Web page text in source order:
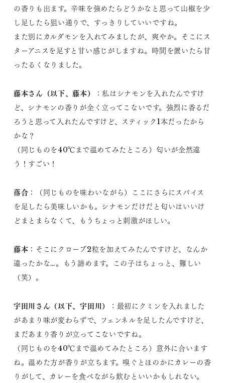
の香りも出ます。辛味を強めたらどうかなと思って山椒を少
し足したら狙い通りで、すっきりしていいですね。
また別にカルダモンを入れてみましたが、爽やか。そこにス
ターアニスを足すと甘い感じがしますね。時間を置いたら甘
ったるくなりました。
藤本さん（以下、藤本）
：私はシナモンを入れたんですけ
ど、シナモンの香りが全く立ってこないです。強烈に香るだ
ろうと思って入れたんですけど、スティック1本だったから
かな？
（同じものを40℃まで温めてみたところ）匂いが全然違
う！すごい！
落合 ：（同じものを味わいながら）ここにさらにスパイス
を足したら美味しいかも。シナモンだけだと匂いはいいけ
どまとまらなくて、もうちょっと刺激がほしい。
藤本 ：そこにクローブ2粒を加えてみたんですけど、なんか
違ったかな…。もう諦めます。この子はちょっと、難しい
（笑）。
宇田川さん（以下、宇田川）
：最初にクミンを入れました
があまり味が変わらずで、フェンネルを足したんですけど、
まだあまり香りが立ってこないですね。
（同じものを40℃まで温めてみたところ）意外に合います
ね。温めた方が香りが立ちます。嗅ぐとほのかにカレーの香
りがして、カレーを食べながら飲むといいかもしれない。